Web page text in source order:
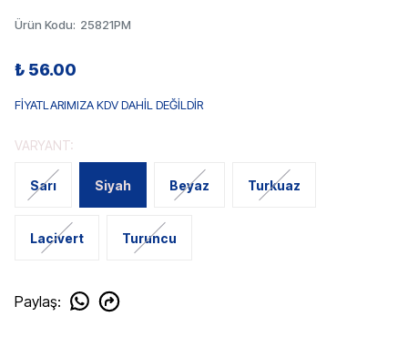
Ürün Kodu: 25821PM
₺ 56.00
FİYATLARIMIZA KDV DAHİL DEĞİLDİR
VARYANT:
Sarı Siyah Beyaz Turkuaz
Lacivert Turuncu
Paylaş: